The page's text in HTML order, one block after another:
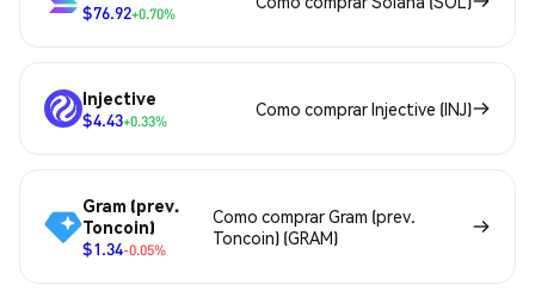
$76.92+0.70%
Injective
$4.43+0.33%
Como comprar Injective (INJ)
Gram (prev.
Toncoin)
$1.34-0.05%
Como comprar Gram (prev.
Toncoin) (GRAM)